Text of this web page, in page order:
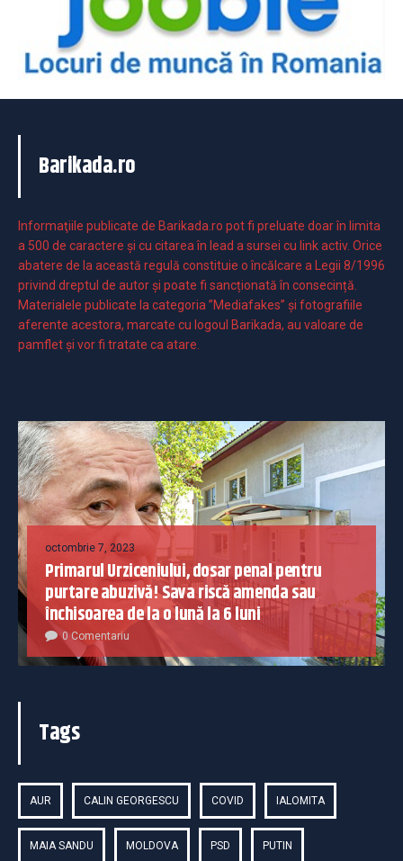
Barikada.ro
Informaţiile publicate de Barikada.ro pot fi preluate doar în limita
a 500 de caractere şi cu citarea în lead a sursei cu link activ. Orice
abatere de la această regulă constituie o încălcare a Legii 8/1996
privind dreptul de autor și poate fi sancționată în consecință.
Materialele publicate la categoria ”Mediafakes” și fotografiile
aferente acestora, marcate cu logoul Barikada, au valoare de
pamflet și vor fi tratate ca atare.
octombrie 7, 2023
Primarul Urziceniului, dosar penal pentru
purtare abuzivă! Sava riscă amenda sau
închisoarea de la o lună la 6 luni
0 Comentariu
Tags
AUR CALIN GEORGESCU COVID IALOMITA
MAIA SANDU MOLDOVA PSD PUTIN